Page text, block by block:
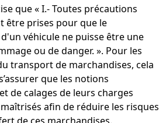
que « I.- Toutes précautions
être prises pour que le
véhicule ne puisse être une
ou de danger. ». Pour les
transport de marchandises, cela
que les notions
de calages de leurs charges
afin de réduire les risques
de ces marchandises.